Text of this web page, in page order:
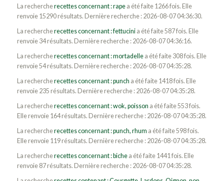
La rechercherecettes concernant : rapea été faite 1266 fois. Elle
renvoie 15290 résultats. Dernière recherche : 2026-08-07 04:36:30.
La rechercherecettes concernant : fettucinia été faite 587 fois. Elle
renvoie 34 résultats. Dernière recherche : 2026-08-07 04:36:16.
La rechercherecettes concernant : mortadellea été faite 308 fois. Elle
renvoie 54 résultats. Dernière recherche : 2026-08-07 04:35:28.
La rechercherecettes concernant : punch a été faite 1418 fois. Elle
renvoie 235 résultats. Dernière recherche : 2026-08-07 04:35:28.
La rechercherecettes concernant : wok, poisson a été faite 553 fois.
Elle renvoie 164 résultats. Dernière recherche : 2026-08-07 04:35:28.
La rechercherecettes concernant : punch, rhum a été faite 598 fois.
Elle renvoie 119 résultats. Dernière recherche : 2026-08-07 04:35:28.
La rechercherecettes concernant : bichea été faite 1441 fois. Elle
renvoie 87 résultats. Dernière recherche : 2026-08-07 04:35:28.